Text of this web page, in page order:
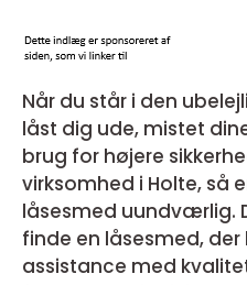
Når du står i den
låst dig ude, mistet
brug for højere
virksomhed i Holte, så
låsesmed uundværlig.
finde en låsesmed,
assistance med